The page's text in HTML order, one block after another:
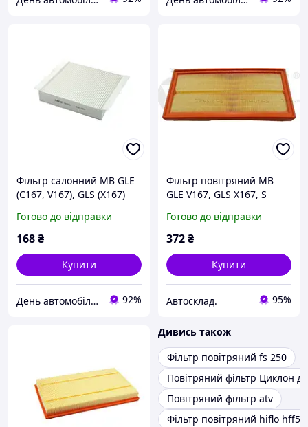
Фільтр салонний MB GLE
(C167, V167), GLS (X167)
Готово до відправки
168₴
Купити
День автомобіліста 92%
Фільтр повітряний MB
GLE V167, GLS X167, S
X222 (13-22) (1, VIKA
(19982901)
Готово до відправки
372₴
Купити
Автосклад. 95%
Дивись також
Фільтр повітряний fs 250
Повітряний фільтр Циклон
Повітряний фільтр atv
Фільтр повітряний hiflo